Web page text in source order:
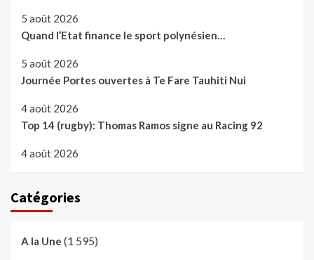
5 août 2026
Quand l’Etat finance le sport polynésien…
5 août 2026
Journée Portes ouvertes à Te Fare Tauhiti Nui
4 août 2026
Top 14 (rugby): Thomas Ramos signe au Racing 92
4 août 2026
Catégories
A la Une (1 595)